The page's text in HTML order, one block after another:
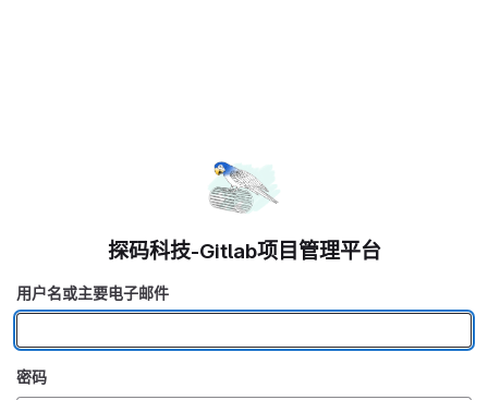
探码科技-Gitlab项目管理平台
用户名或主要电子邮件
密码